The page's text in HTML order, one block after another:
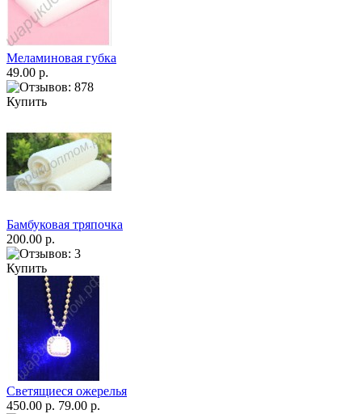
Меламиновая губка
49.00 р.
Купить
Бамбуковая тряпочка
200.00 р.
Купить
Светящиеся ожерелья
450.00 р. 79.00 р.